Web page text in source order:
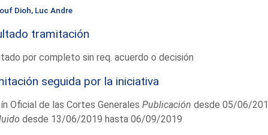
Dioh, Luc Andre
tramitación
por completo sin req. acuerdo o decisión
seguida por la iniciativa
Oficial de las Cortes Generales Publicación desde 05/06/
desde 13/06/2019 hasta 06/09/2019